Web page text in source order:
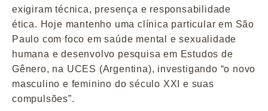
exigiram técnica, presença e responsabilidade
ética. Hoje mantenho uma clínica particular em São
Paulo com foco em saúde mental e sexualidade
humana e desenvolvo pesquisa em Estudos de
Gênero, na UCES (Argentina), investigando “o novo
masculino e feminino do século XXI e suas
compulsões”.